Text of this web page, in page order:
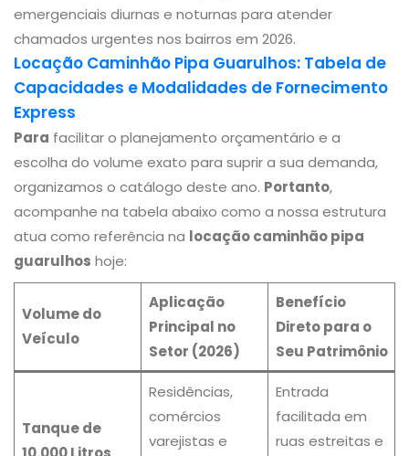
emergenciais diurnas e noturnas para atender
chamados urgentes nos bairros em 2026.
Locação Caminhão Pipa Guarulhos: Tabela de
Capacidades e Modalidades de Fornecimento
Express
Para facilitar o planejamento orçamentário e a
escolha do volume exato para suprir a sua demanda,
organizamos o catálogo deste ano. Portanto,
acompanhe na tabela abaixo como a nossa estrutura
atua como referência na locação caminhão pipa
guarulhos hoje:
Volume do
Veículo
Aplicação
Principal no
Setor (2026)
Benefício
Direto para o
Seu Patrimônio
Tanque de
Residências,
comércios
varejistas e
Entrada
facilitada em
ruas estreitas e